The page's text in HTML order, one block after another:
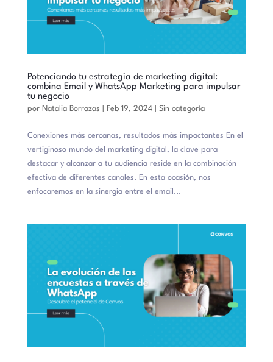
Potenciando tu estrategia de marketing digital:
combina Email y WhatsApp Marketing para impulsar
tu negocio
por Natalia Borrazas Feb 19, 2024| Sin categoría
Conexiones más cercanas, resultados más impactantes En el
vertiginoso mundo del marketing digital, la clave para
destacar y alcanzar a tu audiencia reside en la combinación
efectiva de diferentes canales. En esta ocasión, nos
enfocaremos en la sinergia entre el email...